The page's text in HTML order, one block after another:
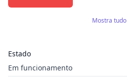
Estado
Em funcionamento
Mostra tudo